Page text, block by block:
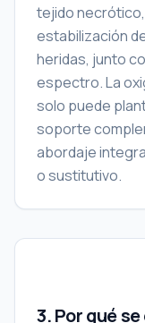
tejido
estabilización
heridas, junto
espectro. La
solo puede
soporte
abordaje
o sustitutivo.
3. Por qué